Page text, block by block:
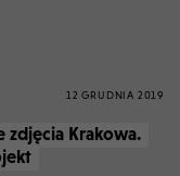
12 GRUDNIA 2019
Krakowa.